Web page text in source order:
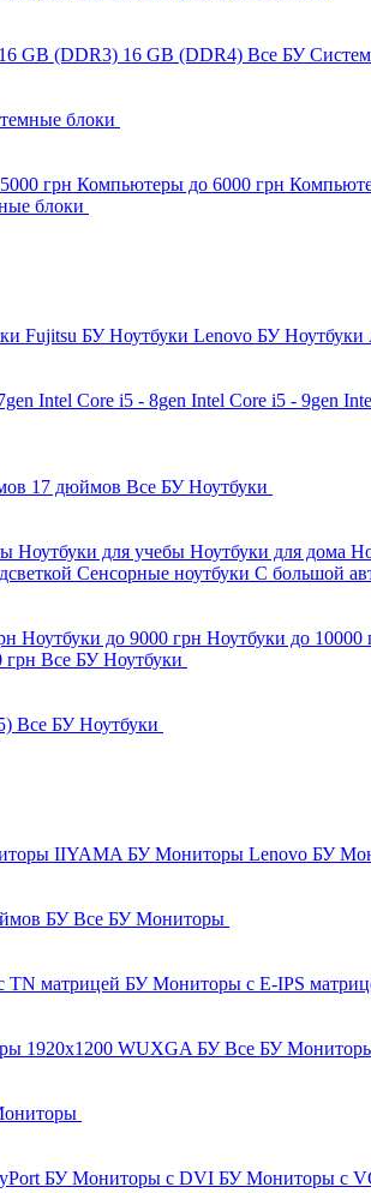
16 GB (DDR3) 16 GB (DDR4) Все БУ
блоки
грн Компьютеры до 6000 грн
блоки
Fujitsu БУНоутбуки Lenovo БУНоутбуки
Intel Core i5 - 8gen Intel Core i5 - 9gen
17 дюймов Все БУ Ноутбуки
Ноутбуки для учебы Ноутбуки для дома
Сенсорные ноутбуки С большой
Ноутбуки до 9000 грн Ноутбуки до 10000
грн Все БУ Ноутбуки
Все БУ Ноутбуки
IIYAMA БУМониторы Lenovo БУ
БУВсе БУ Мониторы
TN матрицей БУМониторы с E-IPS
1920x1200 WUXGA БУВсе БУ
БУМониторы с DVI БУМониторы с